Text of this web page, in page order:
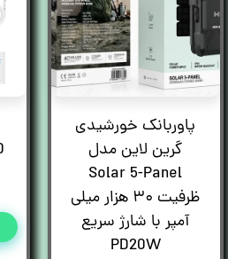
پاوربانک خورشیدی
گرین لاین مدل
Solar 5-Panel
ظرفیت ۳۰ هزار میلی
آمپر با شارژ سریع
PD20W